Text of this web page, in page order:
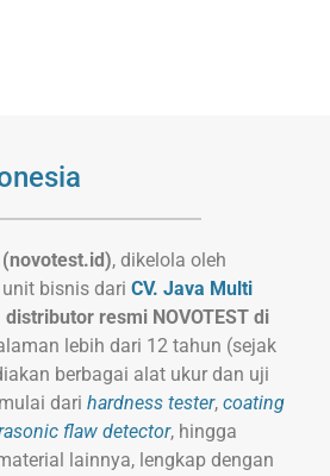
, dikelola oleh
bisnis dari CV. Java Multi
distributor resmi NOVOTEST di
lebih dari 12 tahun (sejak
berbagai alat ukur dan uji
dari hardness tester, coating
flaw detector, hingga
lainnya, lengkap dengan